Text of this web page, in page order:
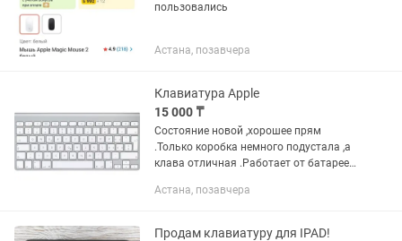
пользовались
Астана, позавчера
Клавиатура Apple
15 000 ₸
Состояние новой ,хорошее прям
.Только коробка немного подустала ,а
клава отличная .Работает от батареек
интернете,раскладка Английская .
Астана, позавчера
Продам клавиатуру для IPAD!